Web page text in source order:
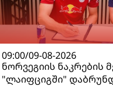
09:00/09-08-2026
ნორვეგიის ნაკრების
"ლაიფციგში"